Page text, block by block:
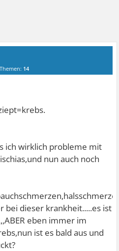
Themen: 14
ich wirklich probleme mit
nun auch noch
bei dieser krankheit.....es ist
eben immer im
ist es bald aus und